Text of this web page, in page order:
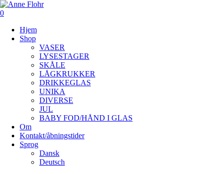
Skip
to
content
0
Hjem
Shop
VASER
LYSESTAGER
SKÅLE
LÅGKRUKKER
DRIKKEGLAS
UNIKA
DIVERSE
JUL
BABY FOD/HÅND I GLAS
Om
Kontakt/åbningstider
Sprog
Dansk
Deutsch